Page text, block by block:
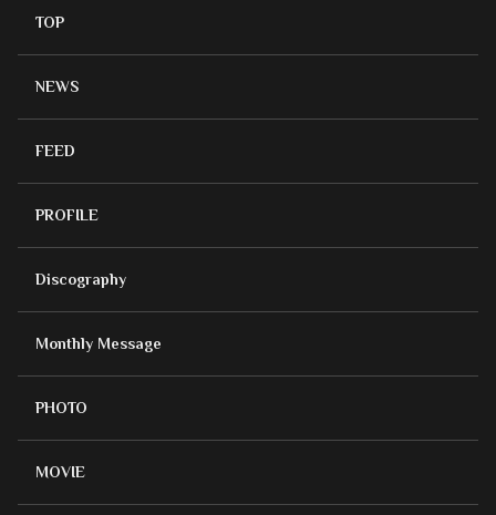
TOP
NEWS
FEED
PROFILE
Discography
Monthly Message
PHOTO
MOVIE